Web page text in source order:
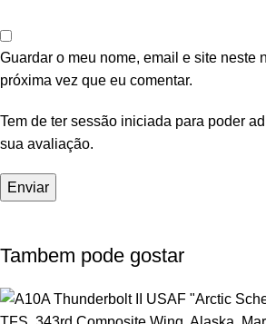
Guardar o meu nome, email e site neste
próxima vez que eu comentar.
Tem de ter sessão iniciada para poder
sua avaliação.
Tambem pode gostar